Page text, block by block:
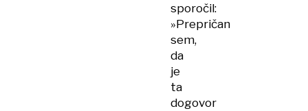
sporočil:
»Prepričan
sem,
da
je
ta
dogovor